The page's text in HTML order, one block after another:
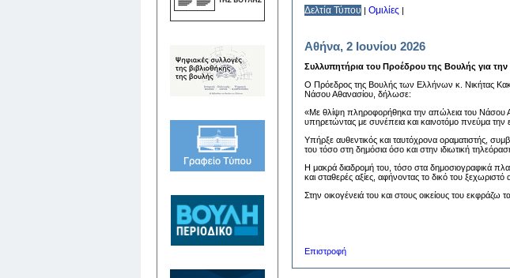
Δελτία Τύπου | Ομιλίες |
Αθήνα, 2 Ιουνίου 2026
Συλλυπητήρια του Προέδρου της Βουλής για
Ο Πρόεδρος της Βουλής των Ελλήνων κ. Νικήτας
Νάσου Αθανασίου, δήλωσε:
«Με θλίψη πληροφορήθηκα την απώλεια του Νάσου
υπηρετώντας με συνέπεια και καινοτόμο πνεύμα την
Υπήρξε αυθεντικός και ταυτόχρονα οραματιστής,
του τόσο στη δημόσια όσο και στην ιδιωτική
Η μακρά διαδρομή του, τόσο στα δημοσιογραφικά
και σταθερές αξίες, αφήνοντας το δικό του
Στην οικογένειά του και στους οικείους του εκφράζω
Επιστροφή